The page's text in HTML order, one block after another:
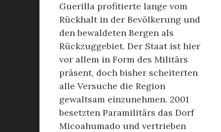
Guerilla profitierte lange vom
Rückhalt in der Bevölkerung und
den bewaldeten Bergen als
Rückzuggebiet. Der Staat ist hier
vor allem in Form des Militärs
präsent, doch bisher scheiterten
alle Versuche die Region
gewaltsam einzunehmen. 2001
besetzten Paramilitärs das Dorf
Micoahumado und vertrieben